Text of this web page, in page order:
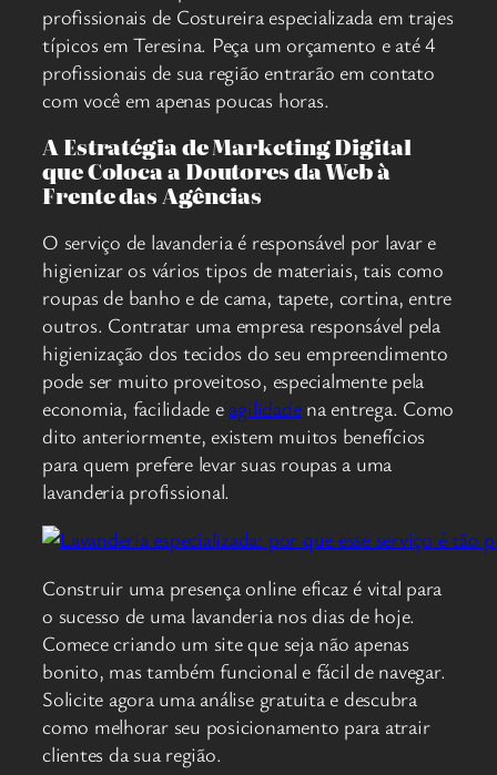
profissionais de Costureira especializada em trajes
típicos em Teresina. Peça um orçamento e até 4
profissionais de sua região entrarão em contato
com você em apenas poucas horas.
A Estratégia de Marketing Digital
que Coloca a Doutores da Web à
Frente das Agências
O serviço de lavanderia é responsável por lavar e
higienizar os vários tipos de materiais, tais como
roupas de banho e de cama, tapete, cortina, entre
outros. Contratar uma empresa responsável pela
higienização dos tecidos do seu empreendimento
pode ser muito proveitoso, especialmente pela
economia, facilidade e agilidadena entrega. Como
dito anteriormente, existem muitos benefícios
para quem prefere levar suas roupas a uma
lavanderia profissional.
Construir uma presença online eficaz é vital para
o sucesso de uma lavanderia nos dias de hoje.
Comece criando um site que seja não apenas
bonito, mas também funcional e fácil de navegar.
Solicite agora uma análise gratuita e descubra
como melhorar seu posicionamento para atrair
clientes da sua região.